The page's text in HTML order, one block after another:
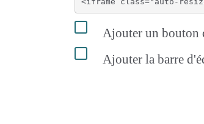
Ajouter un bouton
Ajouter la barre